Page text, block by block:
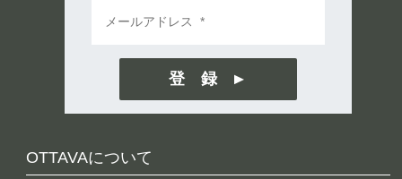
OTTAVAについて
登 録